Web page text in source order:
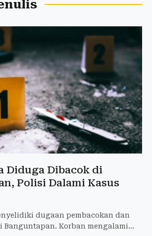
Diduga Dibacok di
Polisi Dalami Kasus
dugaan pembacokan dan
Banguntapan. Korban mengalami